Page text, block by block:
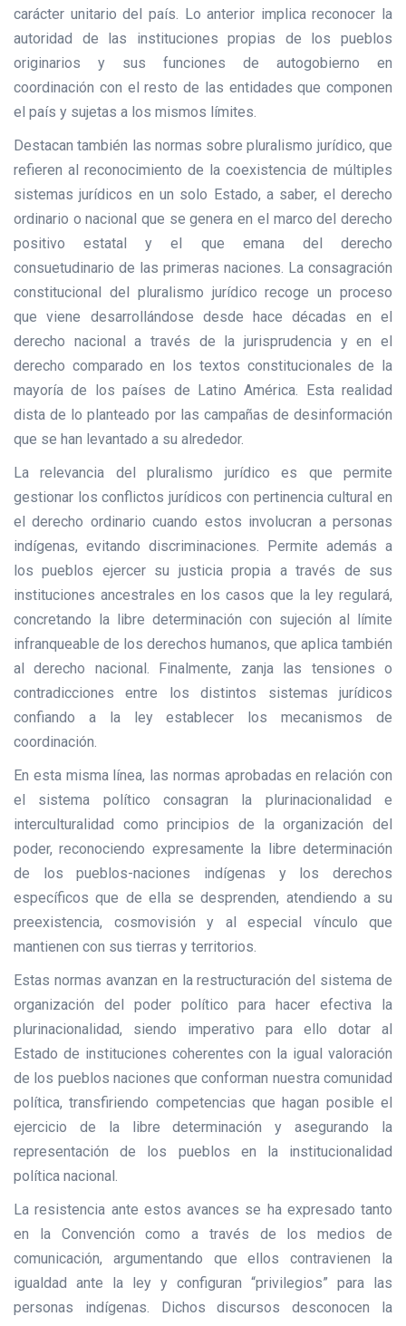
carácter unitario del país. Lo anterior implica reconocer la
autoridad de las instituciones propias de los pueblos
originarios y sus funciones de autogobierno en
coordinación con el resto de las entidades que componen
el país y sujetas a los mismos límites.
Destacan también las normas sobre pluralismo jurídico, que
refieren al reconocimiento de la coexistencia de múltiples
sistemas jurídicos en un solo Estado, a saber, el derecho
ordinario o nacional que se genera en el marco del derecho
positivo estatal y el que emana del derecho
consuetudinario de las primeras naciones. La consagración
constitucional del pluralismo jurídico recoge un proceso
que viene desarrollándose desde hace décadas en el
derecho nacional a través de la jurisprudencia y en el
derecho comparado en los textos constitucionales de la
mayoría de los países de Latino América. Esta realidad
dista de lo planteado por las campañas de desinformación
que se han levantado a su alrededor.
La relevancia del pluralismo jurídico es que permite
gestionar los conflictos jurídicos con pertinencia cultural en
el derecho ordinario cuando estos involucran a personas
indígenas, evitando discriminaciones. Permite además a
los pueblos ejercer su justicia propia a través de sus
instituciones ancestrales en los casos que la ley regulará,
concretando la libre determinación con sujeción al límite
infranqueable de los derechos humanos, que aplica también
al derecho nacional. Finalmente, zanja las tensiones o
contradicciones entre los distintos sistemas jurídicos
confiando a la ley establecer los mecanismos de
coordinación.
En esta misma línea, las normas aprobadas en relación con
el sistema político consagran la plurinacionalidad e
interculturalidad como principios de la organización del
poder, reconociendo expresamente la libre determinación
de los pueblos-naciones indígenas y los derechos
específicos que de ella se desprenden, atendiendo a su
preexistencia, cosmovisión y al especial vínculo que
mantienen con sus tierras y territorios.
Estas normas avanzan en la restructuración del sistema de
organización del poder político para hacer efectiva la
plurinacionalidad, siendo imperativo para ello dotar al
Estado de instituciones coherentes con la igual valoración
de los pueblos naciones que conforman nuestra comunidad
política, transfiriendo competencias que hagan posible el
ejercicio de la libre determinación y asegurando la
representación de los pueblos en la institucionalidad
política nacional.
La resistencia ante estos avances se ha expresado tanto
en la Convención como a través de los medios de
comunicación, argumentando que ellos contravienen la
igualdad ante la ley y configuran “privilegios” para las
personas indígenas. Dichos discursos desconocen la